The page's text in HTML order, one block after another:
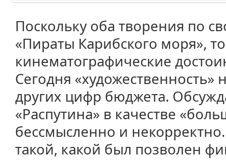
Поскольку оба творения по
«Пираты Карибского моря»,
кинематографические
Сегодня
других цифр бюджета.
«Распутина» в качестве
бессмысленно и
такой, какой был позволен